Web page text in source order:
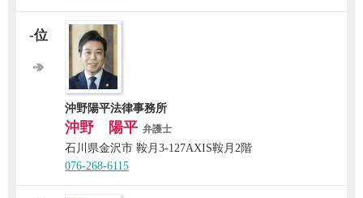
-位
沖野陽平法律事務所
沖野 陽平 弁護士
石川県金沢市 鞍月3-127AXIS鞍月2階
076-268-6115